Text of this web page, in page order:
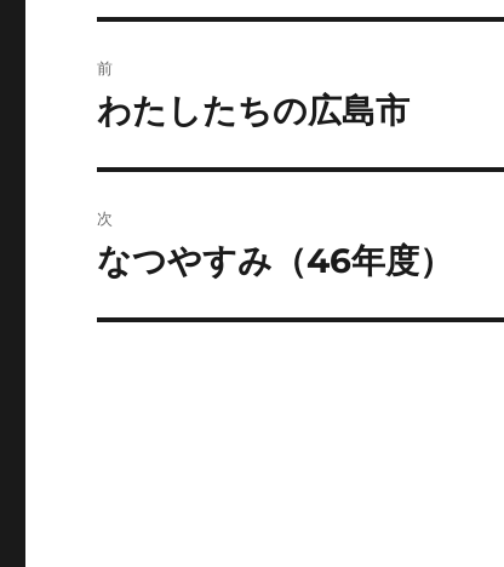
稿
ゲ
前
前
投
稿:
わたしたちの広島市
次
次
投
なつやすみ（46年度）